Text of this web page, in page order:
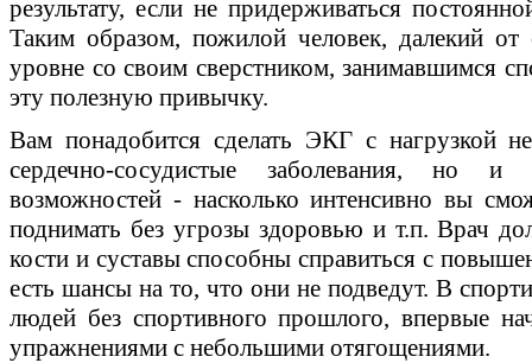
результату, если не придерживаться
Таким образом, пожилой человек, далекий от
уровне со своим сверстником, занимавшимся
эту полезную привычку.
Вам понадобится сделать ЭКГ с нагрузкой
сердечно-сосудистые заболевания, но
возможностей - насколько интенсивно вы
поднимать без угрозы здоровью и т.п. Врач
кости и суставы способны справиться с
есть шансы на то, что они не подведут. В
людей без спортивного прошлого, впервые
упражнениями с небольшими отягощениями.